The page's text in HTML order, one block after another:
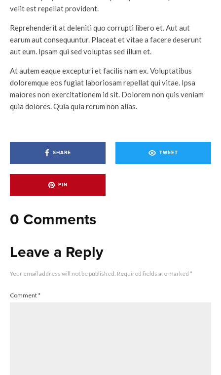
velit est repellat provident.
Reprehenderit at deleniti quo corrupti libero et. Aut aut
earum aut consequuntur. Placeat et vitae a facere deserunt
aut eum. Ipsam qui sed voluptas sed illum et.
At autem eaque excepturi et facilis nam ex. Voluptatibus
doloremque eos fugiat laboriosam repellat qui vitae. Ipsa
maiores non exercitationem id sit. Dolorem non quis veniam
quia dolores. Quia quia rerum non alias.
SHARE TWEET
PIN
0 Comments
Leave a Reply
Your email address will not be published. Required fields are marked *
Comment*